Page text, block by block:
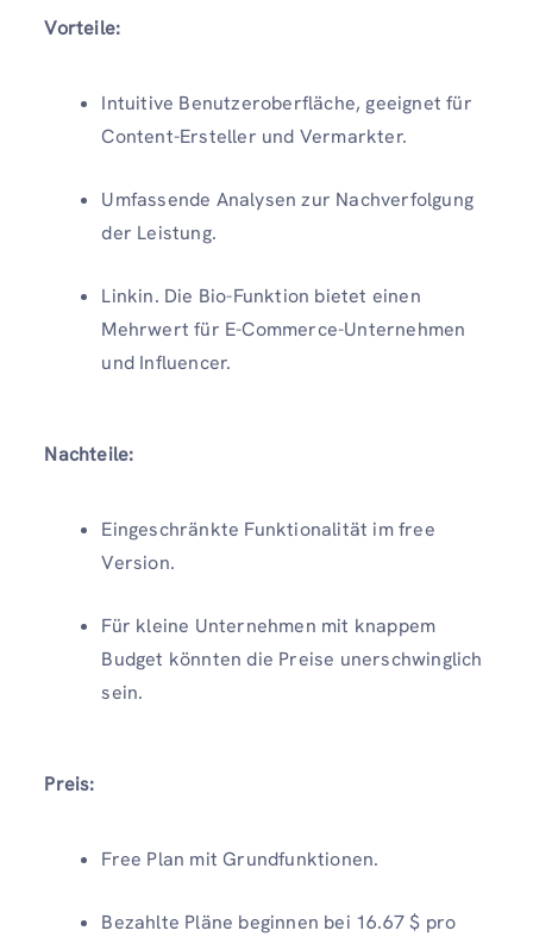
Vorteile:
Intuitive Benutzeroberfläche, geeignet für
Content-Ersteller und Vermarkter.
Umfassende Analysen zur Nachverfolgung
der Leistung.
Linkin. Die Bio-Funktion bietet einen
Mehrwert für E-Commerce-Unternehmen
und Influencer.
Nachteile:
Eingeschränkte Funktionalität im free
Version.
Für kleine Unternehmen mit knappem
Budget könnten die Preise unerschwinglich
sein.
Preis:
Free Plan mit Grundfunktionen.
Bezahlte Pläne beginnen bei 16.67 $ pro